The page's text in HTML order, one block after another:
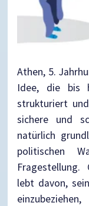
Athen, 5.
Idee, die bis
strukturiert
sichere und
natürlich
politischen
lebt davon,